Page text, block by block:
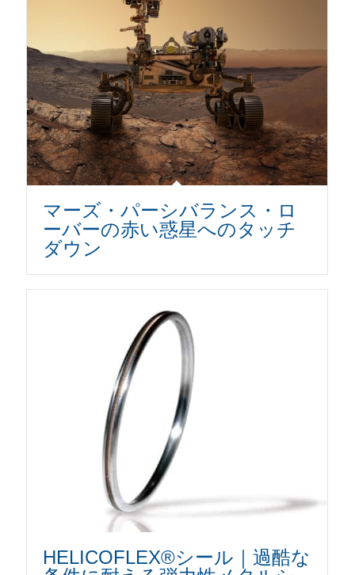
マーズ・パーシバランス・ロ
ーバーの赤い惑星へのタッチ
ダウン
HELICOFLEX®シール｜過酷な